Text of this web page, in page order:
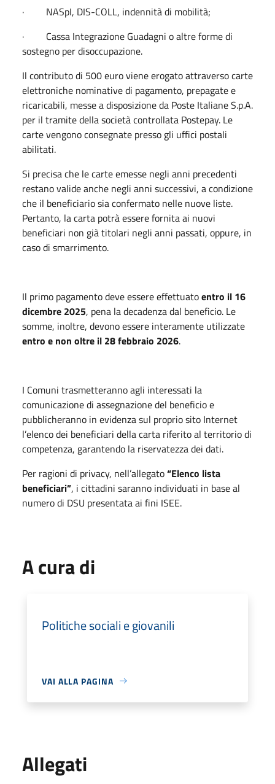
· NASpI, DIS-COLL, indennità di mobilità;
· Cassa Integrazione Guadagni o altre forme di
sostegno per disoccupazione.
Il contributo di 500 euro viene erogato attraverso carte
elettroniche nominative di pagamento, prepagate e
ricaricabili, messe a disposizione da Poste Italiane S.p.A.
per il tramite della società controllata Postepay. Le
carte vengono consegnate presso gli uffici postali
abilitati.
Si precisa che le carte emesse negli anni precedenti
restano valide anche negli anni successivi, a condizione
che il beneficiario sia confermato nelle nuove liste.
Pertanto, la carta potrà essere fornita ai nuovi
beneficiari non già titolari negli anni passati, oppure, in
caso di smarrimento.
Il primo pagamento deve essere effettuatoentro il 16
dicembre 2025, pena la decadenza dal beneficio. Le
somme, inoltre, devono essere interamente utilizzate
entro e non oltre il 28 febbraio 2026.
I Comuni trasmetteranno agli interessati la
comunicazione di assegnazione del beneficio e
pubblicheranno in evidenza sul proprio sito Internet
l’elenco dei beneficiari della carta riferito al territorio di
competenza, garantendo la riservatezza dei dati.
Per ragioni di privacy, nell’allegato“Elenco lista
beneficiari”, i cittadini saranno individuati in base al
numero di DSU presentata ai fini ISEE.
A cura di
Politiche sociali e giovanili
VAI ALLA PAGINA
Allegati